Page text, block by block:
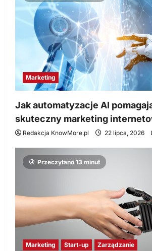
Marketing
Jak automatyzacje AI
skuteczny marketing
Redakcja KnowMore.pl 22 lipca, 2026
Przeczytano 13 minut
Marketing Start-up Zarządzanie